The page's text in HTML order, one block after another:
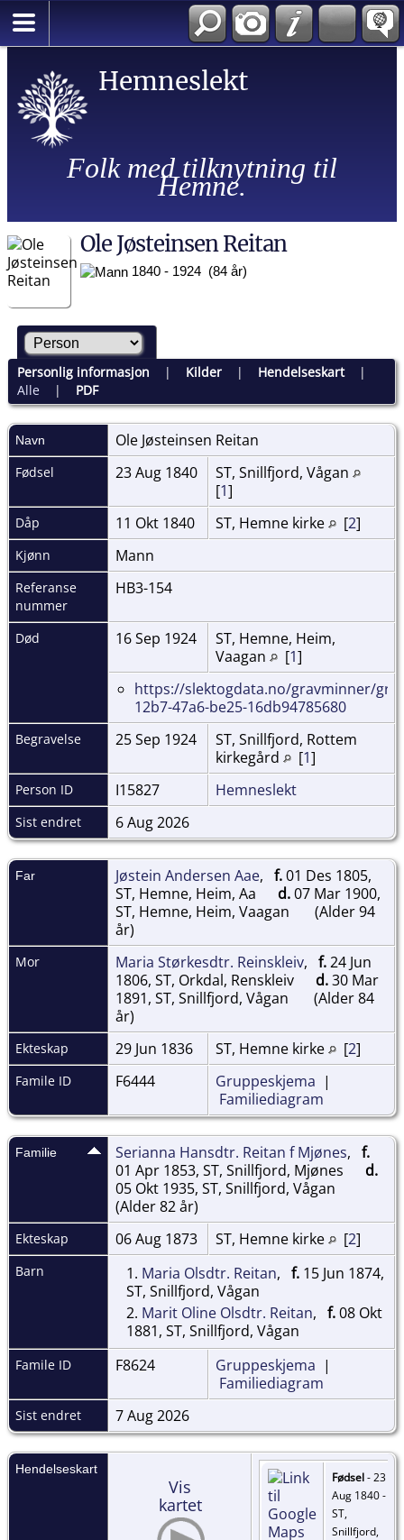
Hemneslekt
Folk med tilknytning til
Hemne.
Ole Jøsteinsen Reitan
1840 - 1924 (84 år)
Personlig informasjon | Kilder| Hendelseskart|
Alle| PDF
Navn Ole Jøsteinsen Reitan
Fødsel 23 Aug 1840
ST, Snillfjord, Vågan
[1]
Dåp 11 Okt 1840 ST, Hemne kirke [2]
Kjønn Mann
Referanse
nummer
HB3-154
Død 16 Sep 1924
ST, Hemne, Heim,
Vaagan
[1]
https://slektogdata.no/gravminner/
12b7-47a6-be25-16db94785680
Begravelse 25 Sep 1924
ST, Snillfjord, Rottem
kirkegård
[1]
Person ID I15827 Hemneslekt
Sist endret 6 Aug 2026
Far Jøstein Andersen Aae, f.01 Des 1805,
ST, Hemne, Heim, Aa
d.07 Mar 1900,
ST, Hemne, Heim, Vaagan
(Alder 94
år)
Mor Maria Størkesdtr. Reinskleiv, f.24 Jun
1806, ST, Orkdal, Renskleiv
d.30 Mar
1891, ST, Snillfjord, Vågan
(Alder 84
år)
Ekteskap 29 Jun 1836 ST, Hemne kirke [2]
Famile ID F6444 Gruppeskjema |
Familiediagram
Familie Serianna Hansdtr. Reitan f Mjønes, f.
01 Apr 1853, ST, Snillfjord, Mjønes
d.
05 Okt 1935, ST, Snillfjord, Vågan
(Alder 82 år)
Ekteskap 06 Aug 1873 ST, Hemne kirke [2]
Barn 1. Maria Olsdtr. Reitan, f. 15 Jun 1874,
ST, Snillfjord, Vågan
2. Marit Oline Olsdtr. Reitan, f.08 Okt
1881, ST, Snillfjord, Vågan
Famile ID F8624 Gruppeskjema |
Familiediagram
Sist endret 7 Aug 2026
Hendelseskart
Vis
kartet
Fødsel- 23
Aug 1840 -
ST,
Snillfjord,